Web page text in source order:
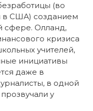
(во
США) созданием
сфере. Олланд,
кризиса
учителей,
инициативы
даже в
в одной
у